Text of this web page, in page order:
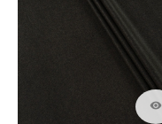
visibility